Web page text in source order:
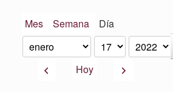
Mes Semana Día
Mes
Día
Año
AnteriorHoy Siguiente